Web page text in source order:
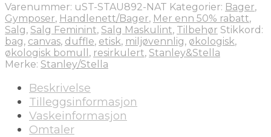
Varenummer: uST-STAU892-NAT Kategorier: Bager,
Gymposer, Handlenett/Bager, Mer enn 50% rabatt,
Salg, Salg Feminint, Salg Maskulint, Tilbehør Stikkord:
bag, canvas, duffle, etisk, miljøvennlig, økologisk,
økologisk bomull , resirkulert, Stanley&Stella
Merke: Stanley/Stella
Beskrivelse
Tilleggsinformasjon
Vaskeinformasjon
Omtaler